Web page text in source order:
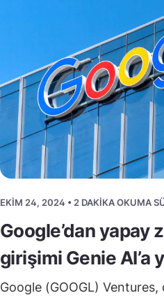
EKIM 24, 2024 • 2 DAKIKA OKUMA
Google’dan yapay
girişimi Genie AI’a
Google (GOOGL)